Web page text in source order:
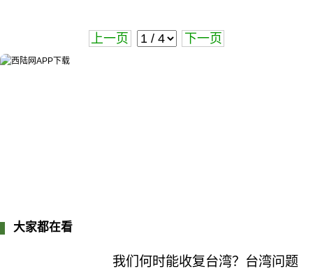
上一页 下一页
大家都在看
我们何时能收复台湾？台湾问题